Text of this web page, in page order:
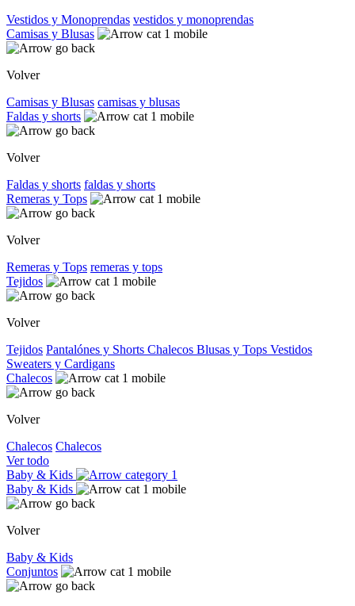
Vestidos y Monoprendas vestidos y monoprendas
Camisas y Blusas
Volver
Camisas y Blusas camisas y blusas
Faldas y shorts
Volver
Faldas y shorts faldas y shorts
Remeras y Tops
Volver
Remeras y Tops remeras y tops
Tejidos
Volver
Tejidos Pantalónes y Shorts Chalecos Blusas y Tops Vestidos
Sweaters y Cardigans
Chalecos
Volver
Chalecos Chalecos
Ver todo
Baby & Kids
Baby & Kids
Volver
Baby & Kids
Conjuntos